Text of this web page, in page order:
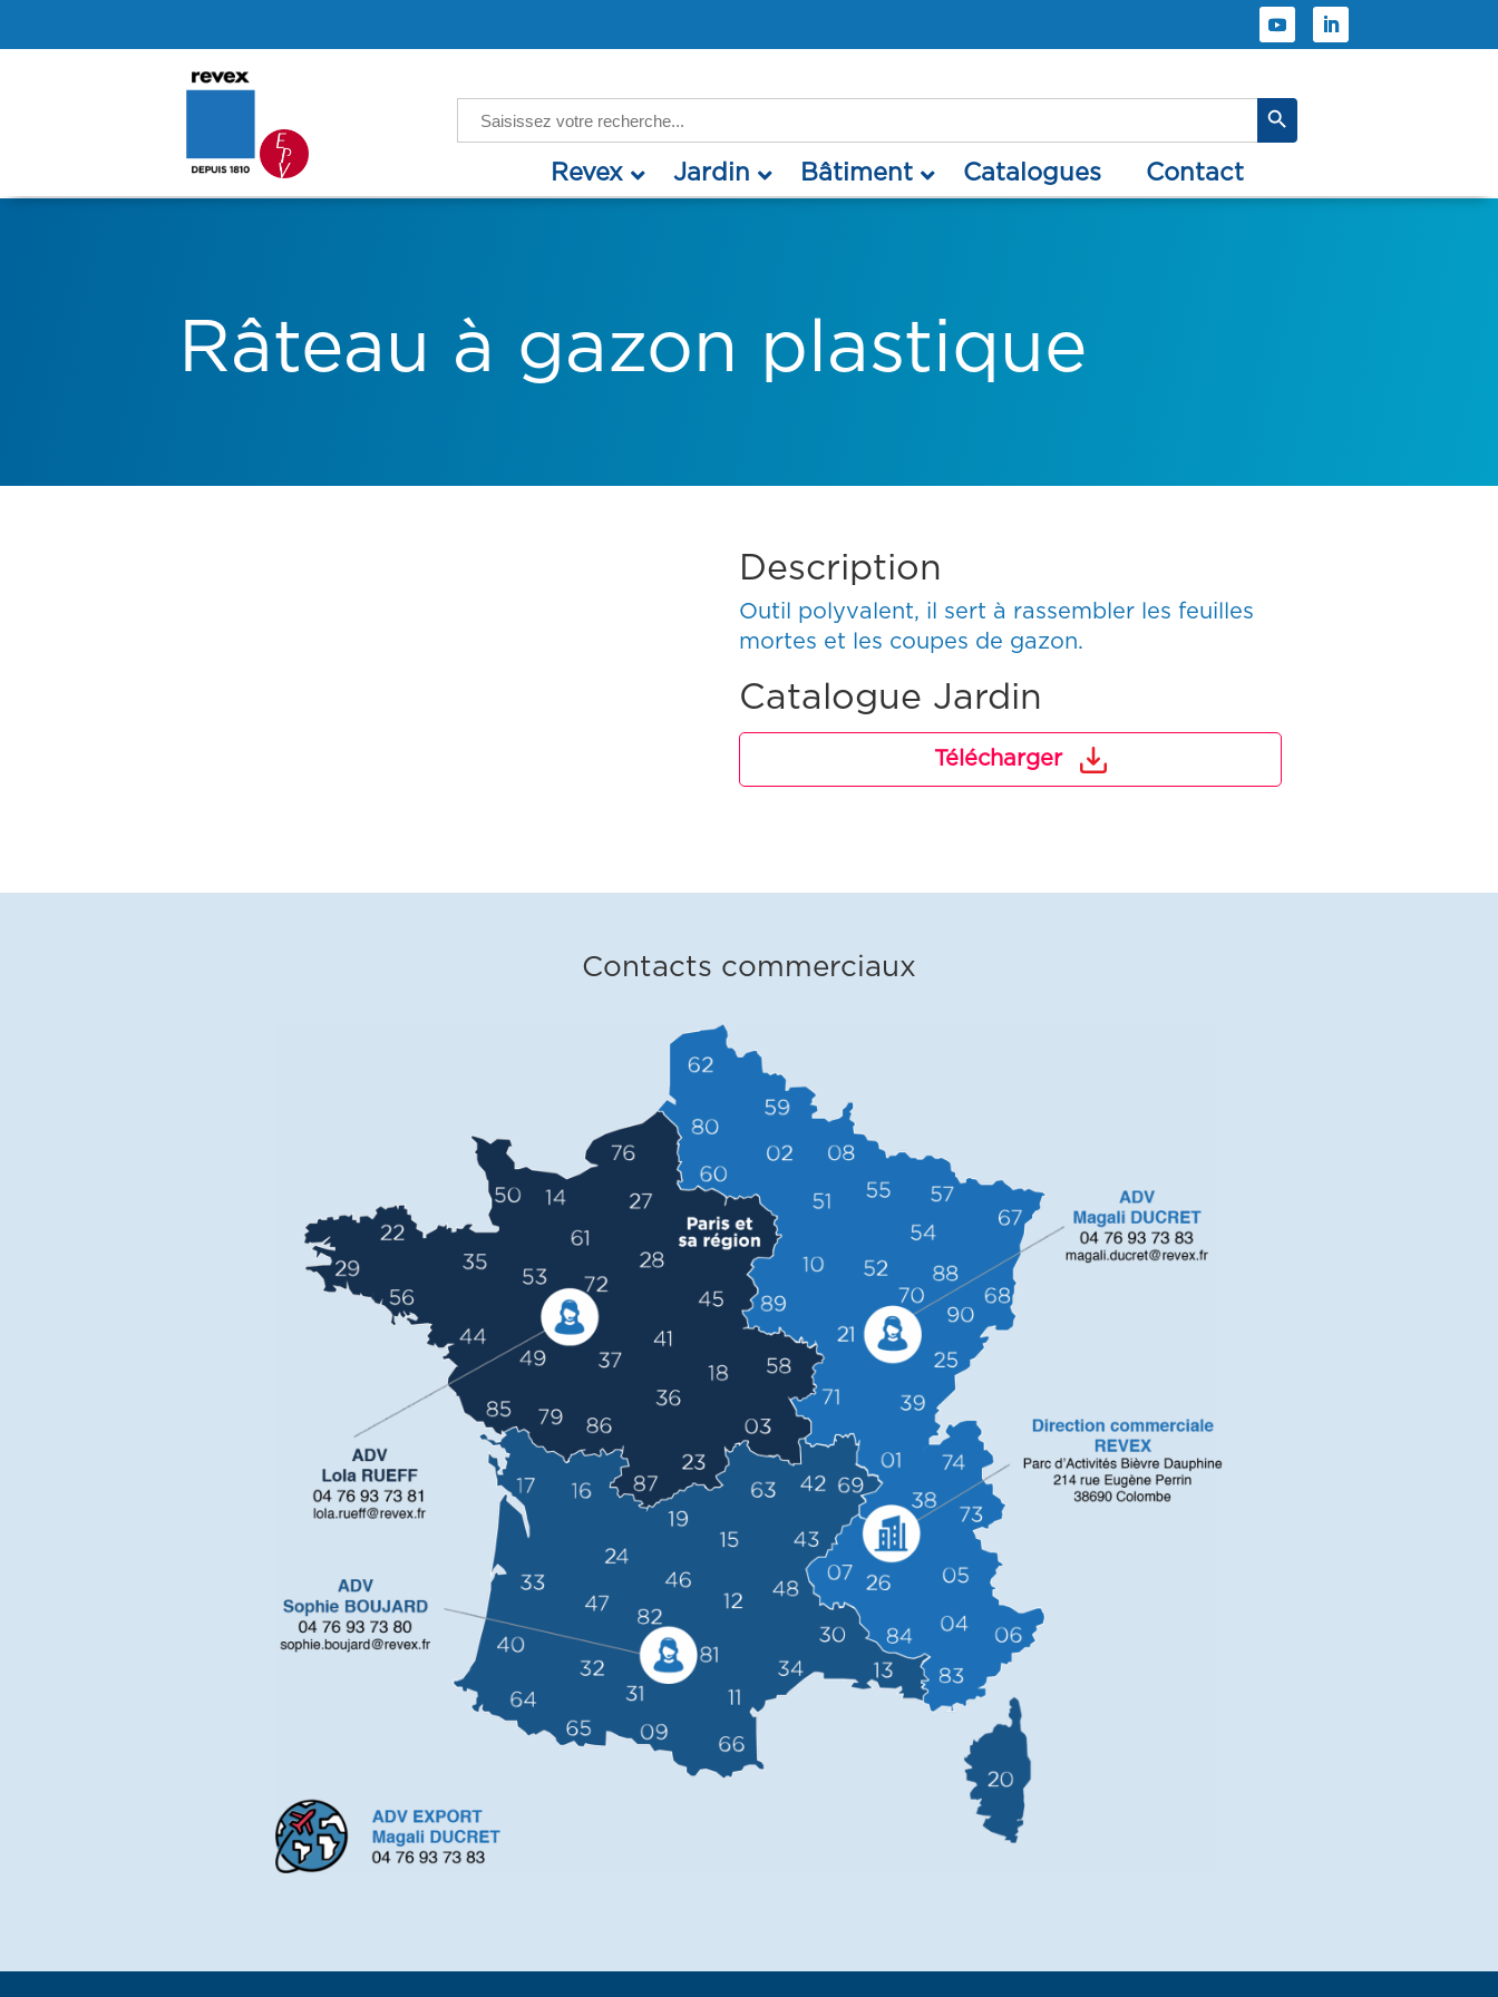
for:
Search Button
revex jardin bâtiment catalogues contact
Râteau à gazon plastique
Description
Outil polyvalent, il sert à rassembler les feuilles
mortes et les coupes de gazon.
Catalogue Jardin
Télécharger
Contacts commerciaux